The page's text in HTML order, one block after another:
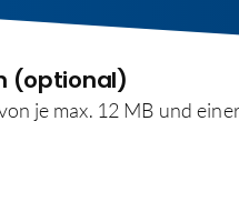
(optional)
je max. 12 MB und